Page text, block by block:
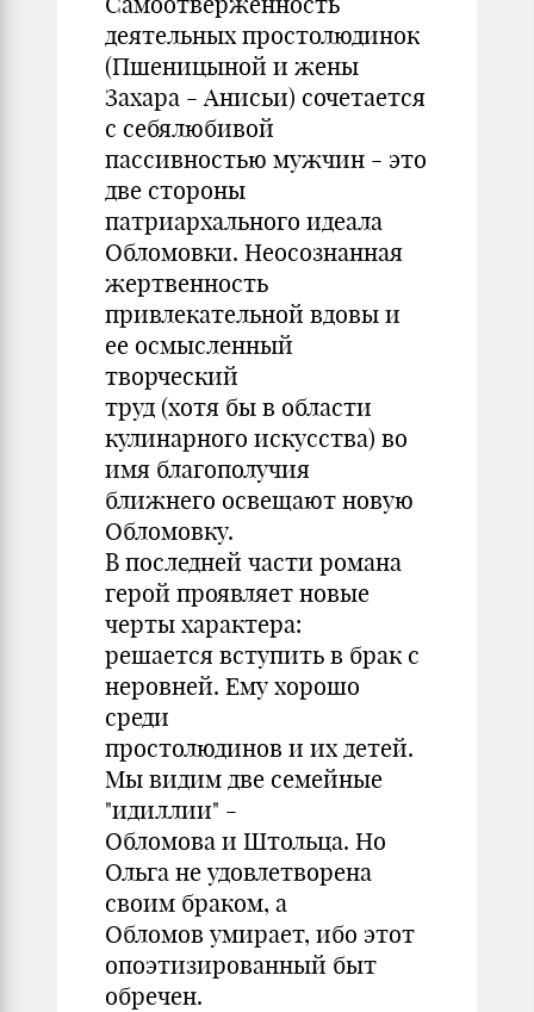
деятельных простолюдинок
(Пшеницыной и жены
Захара - Анисьи) сочетается
с себялюбивой
пассивностью мужчин - это
две стороны
патриархального идеала
Обломовки. Неосознанная
жертвенность
привлекательной вдовы и
ее осмысленный
творческий
труд (хотя бы в области
кулинарного искусства) во
имя благополучия
ближнего освещают новую
Обломовку.
В последней части романа
герой проявляет новые
черты характера:
решается вступить в брак с
неровней. Ему хорошо
среди
простолюдинов и их детей.
Мы видим две семейные
"идиллии" -
Обломова и Штольца. Но
Ольга не удовлетворена
своим браком, а
Обломов умирает, ибо этот
опоэтизированный быт
обречен.